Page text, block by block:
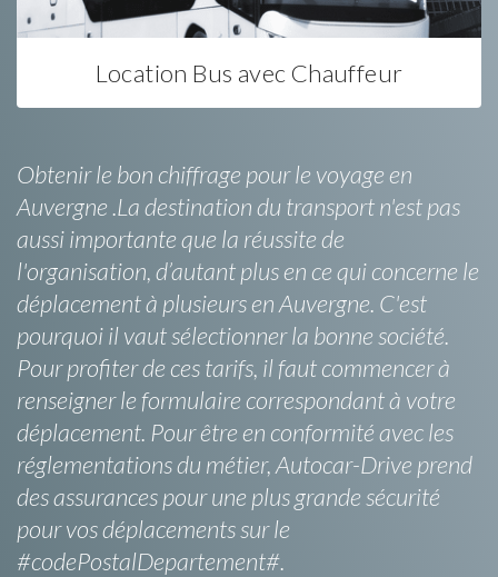
Location Bus avec Chauffeur
Obtenir le bon chiffrage pour le voyage en
Auvergne .La destination du transport n'est pas
aussi importante que la réussite de
l'organisation, d’autant plus en ce qui concerne le
déplacement à plusieurs en Auvergne. C'est
pourquoi il vaut sélectionner la bonne société.
Pour profiter de ces tarifs, il faut commencer à
renseigner le formulaire correspondant à votre
déplacement. Pour être en conformité avec les
réglementations du métier, Autocar-Drive prend
des assurances pour une plus grande sécurité
pour vos déplacements sur le
#codePostalDepartement#.